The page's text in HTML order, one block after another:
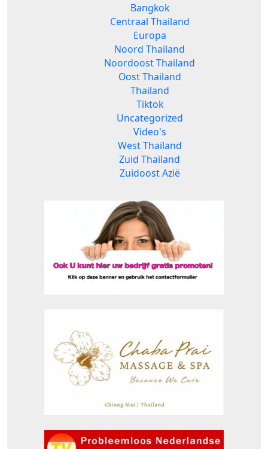
Bangkok
Centraal Thailand
Europa
Noord Thailand
Noordoost Thailand
Oost Thailand
Thailand
Tiktok
Uncategorized
Video's
West Thailand
Zuid Thailand
Zuidoost Azië